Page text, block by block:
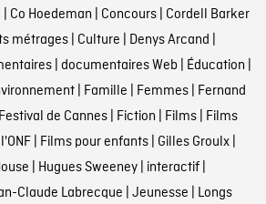
| Co Hoedeman | Concours| Cordell Barker
métrages| Culture | Denys Arcand |
| documentaires Web | Éducation |
| Famille | Femmes| Fernand
Festival de Cannes| Fiction | Films| Films
| Films pour enfants| Gilles Groulx|
| Hugues Sweeney| interactif|
Claude Labrecque | Jeunesse | Longs